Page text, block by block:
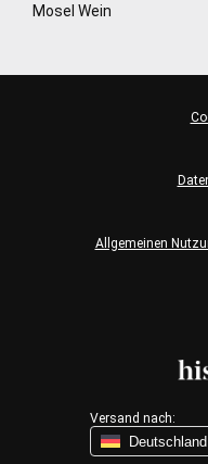
Mosel Wein
Versand nach:
Allgemeinen